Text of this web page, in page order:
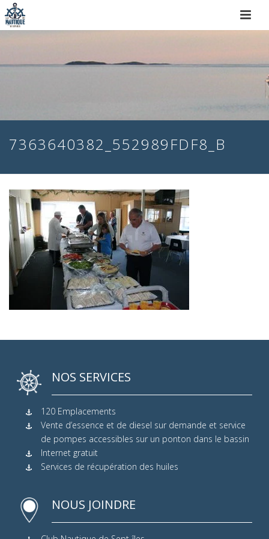
7363640382_552989FDF8_B
NOS SERVICES
120 Emplacements
Vente d’essence et de diesel sur demande et service
de pompes accessibles sur un ponton dans le bassin
Internet gratuit
Services de récupération des huiles
NOUS JOINDRE